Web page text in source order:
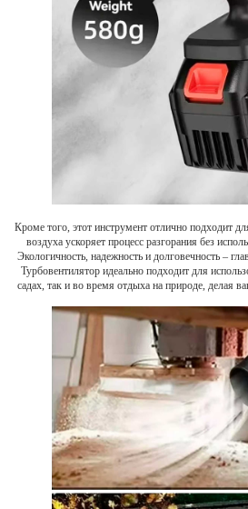
Кроме того, этот инструмент отлично подходит
воздуха ускоряет процесс разгорания без
Экологичность, надежность и долговечность –
Турбовентилятор идеально подходит для
садах, так и во время отдыха на природе, делая